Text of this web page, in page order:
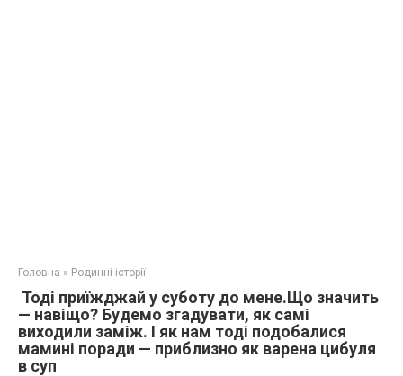
Головна » Родинні історії
Тоді приїжджай у суботу до мене.Що значить
— навіщо? Будемо згадувати, як самі
виходили заміж. І як нам тоді подобалися
мамині поради — приблизно як варена цибуля
в суп